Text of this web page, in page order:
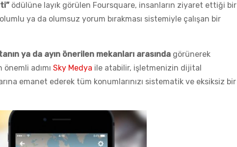
ödülüne layık görülen Foursquare, insanların ziyaret ettiği bir
ya da olumsuz yorum bırakması sistemiyle çalışan bir
ya da ayın önerilen mekanları arasında görünerek
adımı Sky Medya ile atabilir, işletmenizin dijital
emanet ederek tüm konumlarınızı sistematik ve eksiksiz bir